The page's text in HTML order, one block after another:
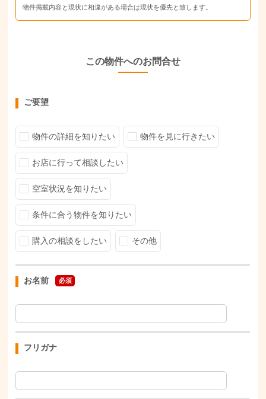
物件掲載内容と現状に相違がある場合は現状を優先と致します。
この物件へのお問合せ
ご要望
物件の詳細を知りたい 物件を見に行きたい
お店に行って相談したい
空室状況を知りたい
条件に合う物件を知りたい
購入の相談をしたい その他
お名前 必須
フリガナ